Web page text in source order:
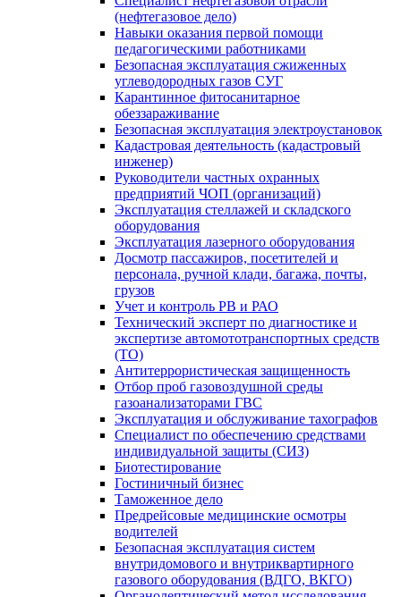
(нефтегазовое дело)
Навыки оказания первой помощи
педагогическими работниками
Безопасная эксплуатация сжиженных
углеводородных газов СУГ
Карантинное фитосанитарное
обеззараживание
Безопасная эксплуатация электроустановок
Кадастровая деятельность (кадастровый
инженер)
Руководители частных охранных
предприятий ЧОП (организаций)
Эксплуатация стеллажей и складского
оборудования
Эксплуатация лазерного оборудования
Досмотр пассажиров, посетителей и
персонала, ручной клади, багажа, почты,
грузов
Учет и контроль РВ и РАО
Технический эксперт по диагностике и
экспертизе автомототранспортных средств
(ТО)
Антитеррористическая защищенность
Отбор проб газовоздушной среды
газоанализаторами ГВС
Эксплуатация и обслуживание тахографов
Специалист по обеспечению средствами
индивидуальной защиты (СИЗ)
Биотестирование
Гостиничный бизнес
Таможенное дело
Предрейсовые медицинские осмотры
водителей
Безопасная эксплуатация систем
внутридомового и внутриквартирного
газового оборудования (ВДГО, ВКГО)